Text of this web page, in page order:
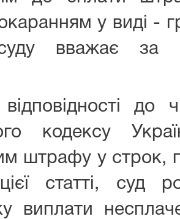
у виді -
вважає за
до ч.4
кодексу
штрафу у строк,
статті, суд
виплати